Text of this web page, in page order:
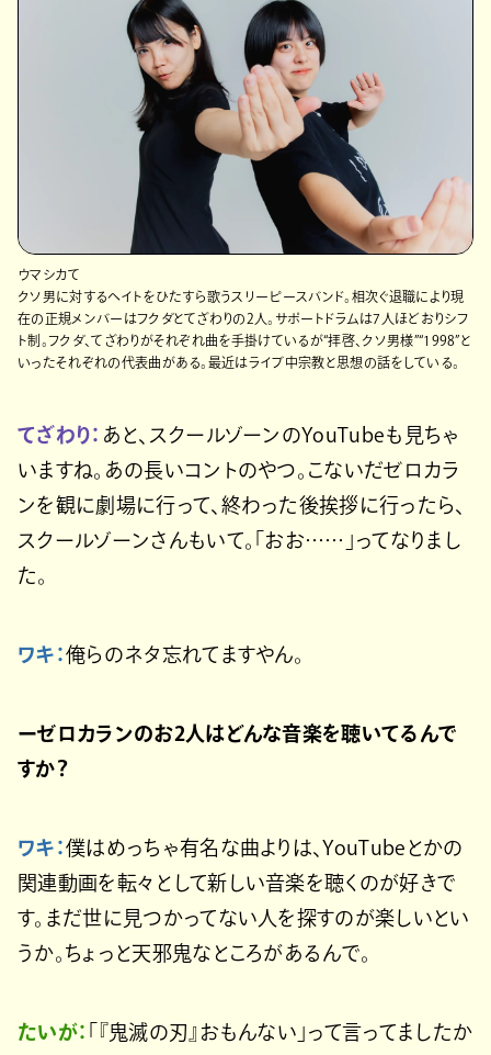
ウマシカて
クソ男に対するヘイトをひたすら歌うスリーピースバンド。相次ぐ退職により現
在の正規メンバーはフクダとてざわりの2人。サポートドラムは7人ほどおりシフ
ト制。フクダ、てざわりがそれぞれ曲を手掛けているが“拝啓、クソ男様”“1998”と
いったそれぞれの代表曲がある。最近はライブ中宗教と思想の話をしている。
てざわり： あと、スクールゾーンのYouTubeも見ちゃ
いますね。あの長いコントのやつ。こないだゼロカラ
ンを観に劇場に行って、終わった後挨拶に行ったら、
スクールゾーンさんもいて。「おお……」ってなりまし
た。
ワキ：俺らのネタ忘れてますやん。
ーゼロカランのお2人はどんな音楽を聴いてるんで
すか？
ワキ：僕はめっちゃ有名な曲よりは、YouTubeとかの
関連動画を転々として新しい音楽を聴くのが好きで
す。まだ世に見つかってない人を探すのが楽しいとい
うか。ちょっと天邪鬼なところがあるんで。
たいが：
「『鬼滅の刃』おもんない」って言ってましたか